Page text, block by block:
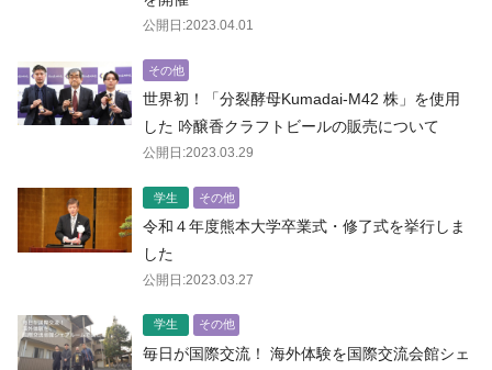
公開日:2023.04.01
その他
世界初！「分裂酵母Kumadai-M42 株」を使用
した 吟醸香クラフトビールの販売について
公開日:2023.03.29
学生 その他
令和４年度熊本大学卒業式・修了式を挙行しま
した
公開日:2023.03.27
学生 その他
毎日が国際交流！ 海外体験を国際交流会館シェ